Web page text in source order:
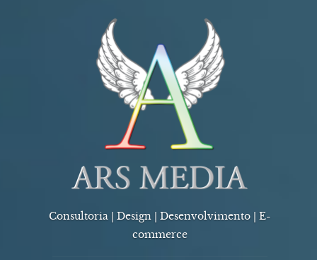
Consultoria | Design | Desenvolvimento | E-
commerce